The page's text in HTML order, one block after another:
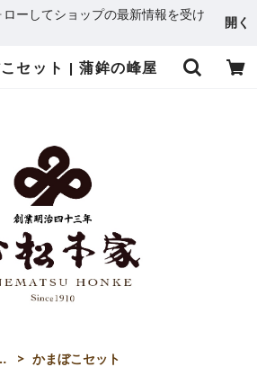
ーしてショップの最新情報を受け
開く
セット | 蒲鉾の峰屋
かまぼこセット